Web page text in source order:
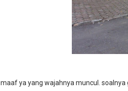
maaf ya yang wajahnya muncul.